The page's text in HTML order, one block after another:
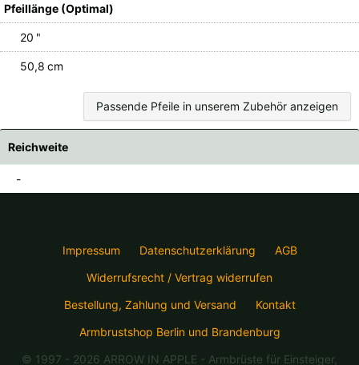
Pfeillänge (Optimal)
20 "
50,8 cm
Passende Pfeile in unserem Zubehör anzeigen
Reichweite
-
Impressum Datenschutzerklärung
AGB
Widerrufsrecht / Vertrag widerrufen
Bestellung, Zahlung und Versand
Kontakt
Armbrustshop Berlin und Brandenburg
© 1997 - 2026 ARROW IN APPLE - Armbrüste für Einsteiger,